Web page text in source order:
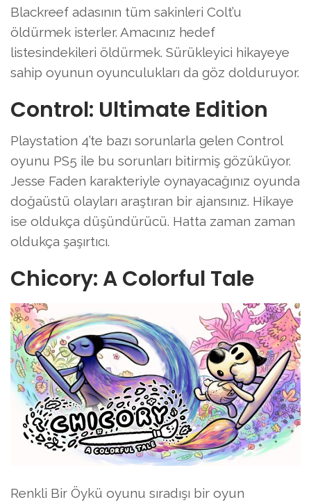
Blackreef adasının tüm sakinleri Colt’u
öldürmek isterler. Amacınız hedef
listesindekileri öldürmek. Sürükleyici hikayeye
sahip oyunun oyunculukları da göz dolduruyor.
Control: Ultimate Edition
Playstation 4’te bazı sorunlarla gelen Control
oyunu PS5 ile bu sorunları bitirmiş gözüküyor.
Jesse Faden karakteriyle oynayacağınız oyunda
doğaüstü olayları araştıran bir ajansınız. Hikaye
ise oldukça düşündürücü. Hatta zaman zaman
oldukça şaşırtıcı.
Chicory: A Colorful Tale
Renkli Bir Öykü oyunu sıradışı bir oyun